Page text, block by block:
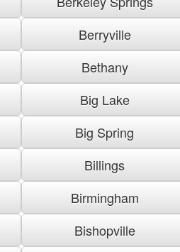
Berryville
Bethany
Big Lake
Big Spring
Billings
Birmingham
Bishopville